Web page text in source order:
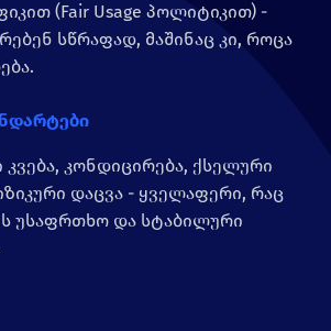
(Fair Usage პოლიტიკით) -
სწრაფად, მაშინაც კი, როცა
კონდიცირება, ქსელური
დაცვა - ყველაფერი, რაც
უსაფრთხო და სტაბილური